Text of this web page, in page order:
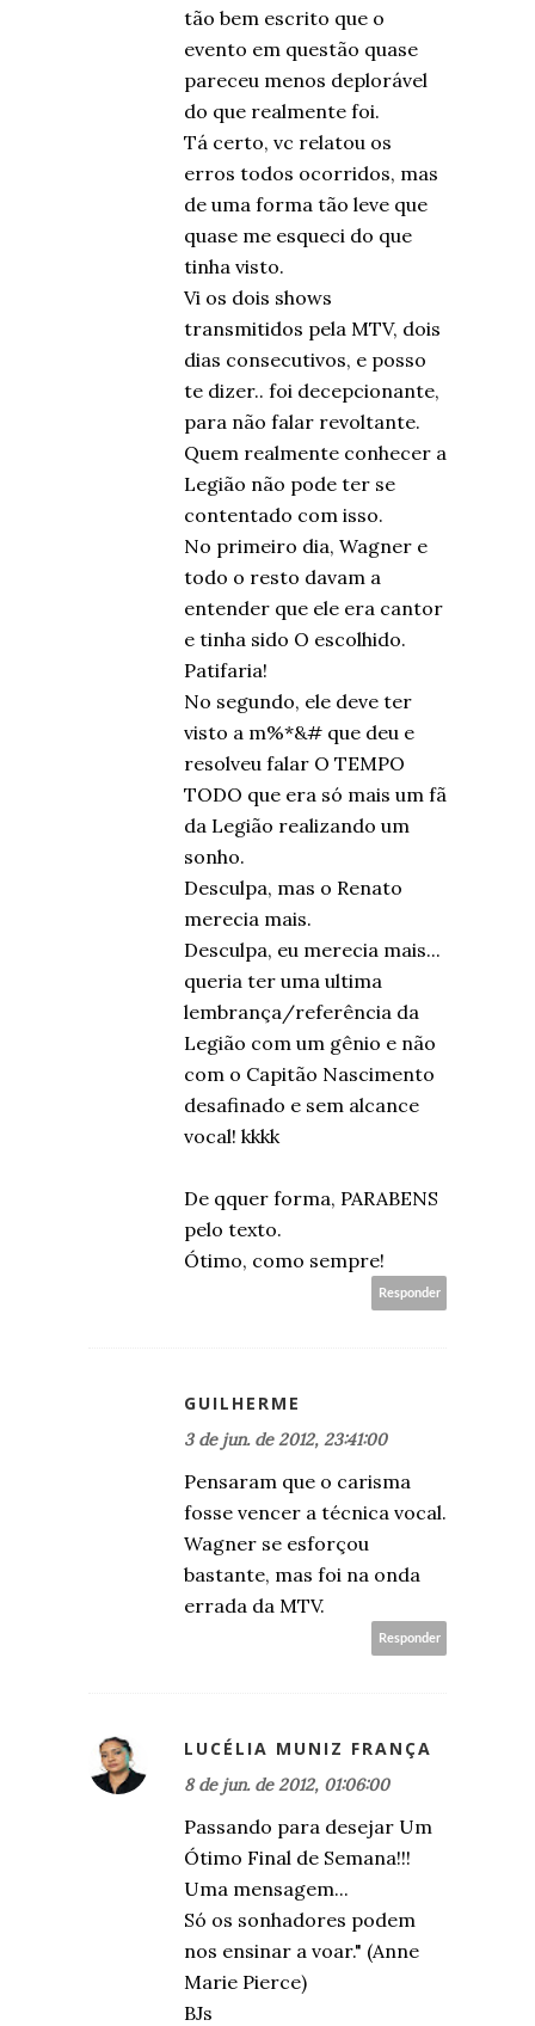
tão bem escrito que o
evento em questão quase
pareceu menos deplorável
do que realmente foi.
Tá certo, vc relatou os
erros todos ocorridos, mas
de uma forma tão leve que
quase me esqueci do que
tinha visto.
Vi os dois shows
transmitidos pela MTV, dois
dias consecutivos, e posso
te dizer.. foi decepcionante,
para não falar revoltante.
Quem realmente conhecer a
Legião não pode ter se
contentado com isso.
No primeiro dia, Wagner e
todo o resto davam a
entender que ele era cantor
e tinha sido O escolhido.
Patifaria!
No segundo, ele deve ter
visto a m%*&# que deu e
resolveu falar O TEMPO
TODO que era só mais um fã
da Legião realizando um
sonho.
Desculpa, mas o Renato
merecia mais.
Desculpa, eu merecia mais...
queria ter uma ultima
lembrança/referência da
Legião com um gênio e não
com o Capitão Nascimento
desafinado e sem alcance
vocal! kkkk
De qquer forma, PARABENS
pelo texto.
Ótimo, como sempre!
Responder
GUILHERME
3 de jun. de 2012, 23:41:00
Pensaram que o carisma
fosse vencer a técnica vocal.
Wagner se esforçou
bastante, mas foi na onda
errada da MTV.
Responder
LUCÉLIA MUNIZ FRANÇA
8 de jun. de 2012, 01:06:00
Passando para desejar Um
Ótimo Final de Semana!!!
Uma mensagem...
Só os sonhadores podem
nos ensinar a voar." (Anne
Marie Pierce)
BJs